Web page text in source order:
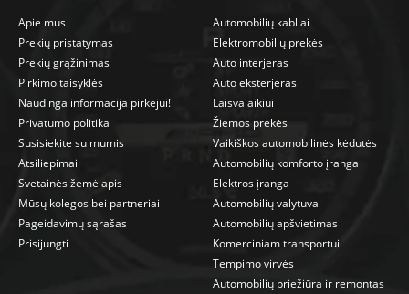
Apie mus
Prekių pristatymas
Prekių grąžinimas
Pirkimo taisyklės
Naudinga informacija pirkėjui!
Privatumo politika
Susisiekite su mumis
Atsiliepimai
Svetainės žemėlapis
Mūsų kolegos bei partneriai
Pageidavimų sąrašas
Prisijungti
Automobilių kabliai
Elektromobilių prekės
Auto interjeras
Auto eksterjeras
Laisvalaikiui
Žiemos prekės
Vaikiškos automobilinės kėdutės
Automobilių komforto įranga
Elektros įranga
Automobilių valytuvai
Automobilių apšvietimas
Komerciniam transportui
Tempimo virvės
Automobilių priežiūra ir remontas